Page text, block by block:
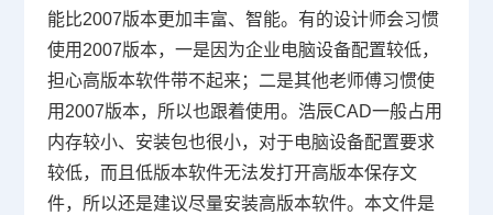
能比2007版本更加丰富、智能。有的设计师会习惯
使用2007版本，一是因为企业电脑设备配置较低，
担心高版本软件带不起来；二是其他老师傅习惯使
用2007版本，所以也跟着使用。浩辰CAD一般占用
内存较小、安装包也很小，对于电脑设备配置要求
较低，而且低版本软件无法发打开高版本保存文
件，所以还是建议尽量安装高版本软件。本文件是